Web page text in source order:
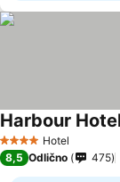
4 ZvezdiceHotel
Harbour
8,5 Odlično 475